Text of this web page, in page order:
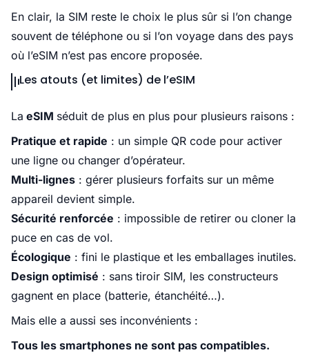
En clair, la SIM reste le choix le plus sûr si l’on change
souvent de téléphone ou si l’on voyage dans des pays
où l’eSIM n’est pas encore proposée.
Les atouts (et limites) de l’eSIM
La eSIM séduit de plus en plus pour plusieurs raisons :
Pratique et rapide : un simple QR code pour activer
une ligne ou changer d’opérateur.
Multi-lignes : gérer plusieurs forfaits sur un même
appareil devient simple.
Sécurité renforcée : impossible de retirer ou cloner la
puce en cas de vol.
Écologique : fini le plastique et les emballages inutiles.
Design optimisé : sans tiroir SIM, les constructeurs
gagnent en place (batterie, étanchéité…).
Mais elle a aussi ses inconvénients :
Tous les smartphones ne sont pas compatibles.